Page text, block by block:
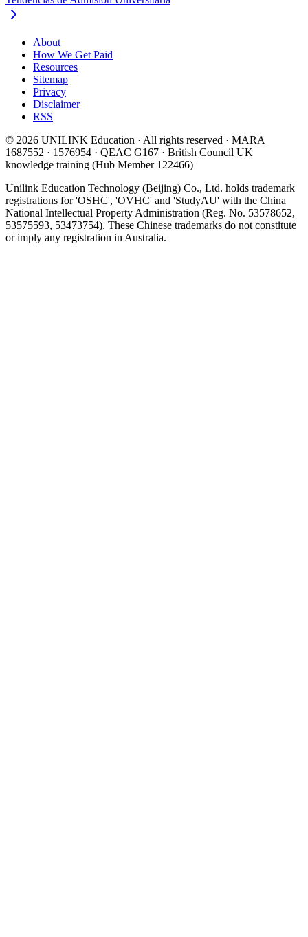
About
How We Get Paid
Resources
Sitemap
Privacy
Disclaimer
RSS
© 2026 UNILINK Education · All rights reserved · MARA
1687552 · 1576954 · QEAC G167 · British Council UK
knowledge training (Hub Member 122466)
Unilink Education Technology (Beijing) Co., Ltd. holds trademark
registrations for 'OSHC', 'OVHC' and 'StudyAU' with the China
National Intellectual Property Administration (Reg. No. 53578652,
53575593, 53473754). These Chinese trademarks do not constitute
or imply any registration in Australia.